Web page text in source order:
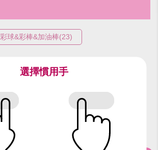
彩球&彩棒&加油棒(23)
編號：9318-3
選擇慣用手